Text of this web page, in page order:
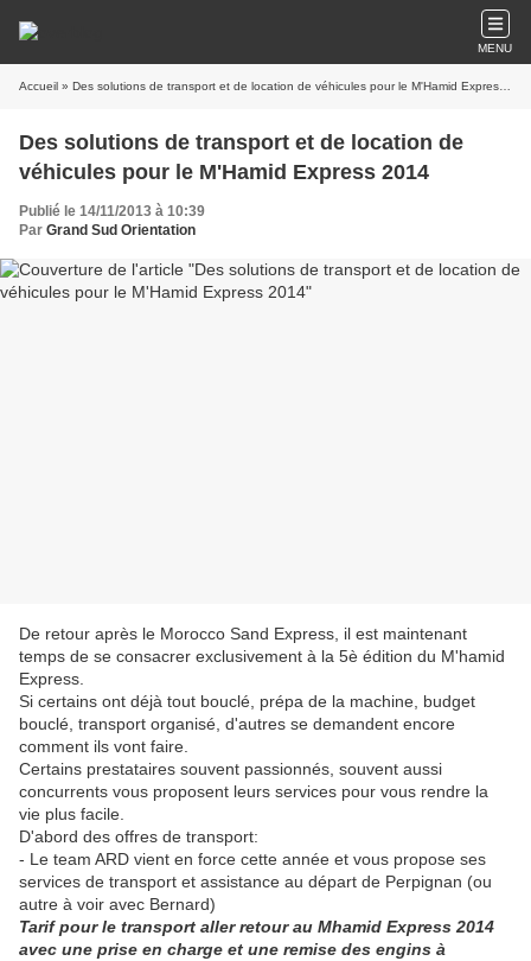
MENU
Accueil » Des solutions de transport et de location de véhicules pour le M'Hamid Express 2014
Des solutions de transport et de location de
véhicules pour le M'Hamid Express 2014
Publié le 14/11/2013 à 10:39
Par Grand Sud Orientation
De retour après le Morocco Sand Express, il est maintenant
temps de se consacrer exclusivement à la 5è édition du M'hamid
Express.
Si certains ont déjà tout bouclé, prépa de la machine, budget
bouclé, transport organisé, d'autres se demandent encore
comment ils vont faire.
Certains prestataires souvent passionnés, souvent aussi
concurrents vous proposent leurs services pour vous rendre la
vie plus facile.
D'abord des offres de transport:
- Le team ARD vient en force cette année et vous propose ses
services de transport et assistance au départ de Perpignan (ou
autre à voir avec Bernard)
Tarif pour le transport aller retour au Mhamid Express 2014
avec une prise en charge et une remise des engins à